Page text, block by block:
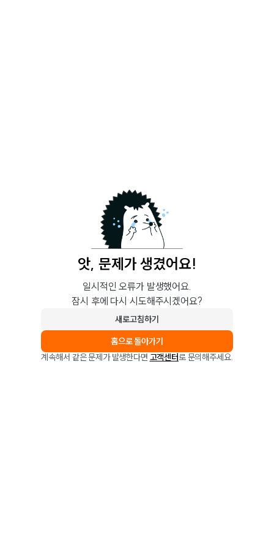
앗, 문제가 생겼어요!
일시적인 오류가 발생했어요.
잠시 후에 다시 시도해주시겠어요?
새로고침하기
홈으로 돌아가기
계속해서 같은 문제가 발생한다면 고객센터로 문의해주세요.